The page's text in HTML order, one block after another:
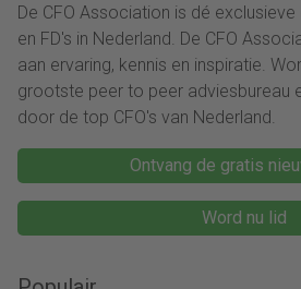
De CFO Association is dé
en FD's in Nederland. De CFO
aan ervaring, kennis en inspiratie.
grootste peer to peer adviesbureau
door de top CFO's van Nederland.
Ontvang de gratis
Word nu lid